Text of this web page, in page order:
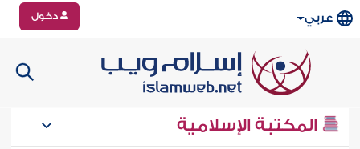
عربي دخول
المكتبة الإسلامية